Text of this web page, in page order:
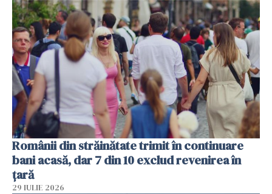
Românii din străinătate trimit în continuare
bani acasă, dar 7 din 10 exclud revenirea în
țară
29 IULIE 2026